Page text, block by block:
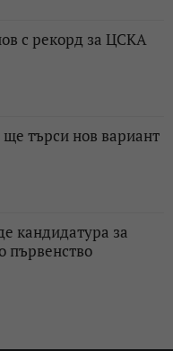
с рекорд за ЦСКА
търси нов вариант
кандидатура за
първенство